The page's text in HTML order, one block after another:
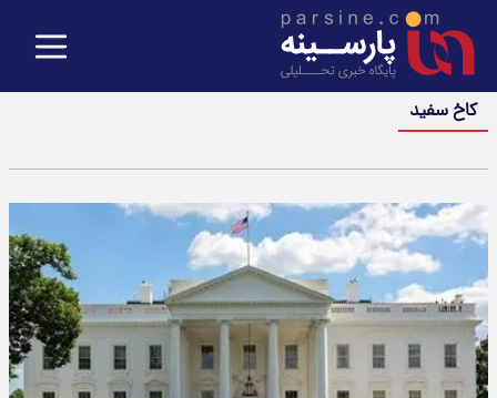
کاخ سفید